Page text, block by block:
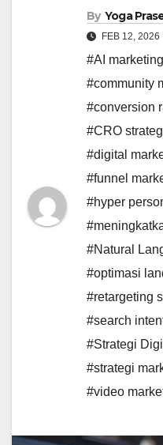
By Yoga
FEB 12, 2026
#AI
#community
#conversion
#CRO
#digital
#funnel
#hyper
#Natural
#optimasi
#retargeting
#search
#Strategi
#strategi
#video